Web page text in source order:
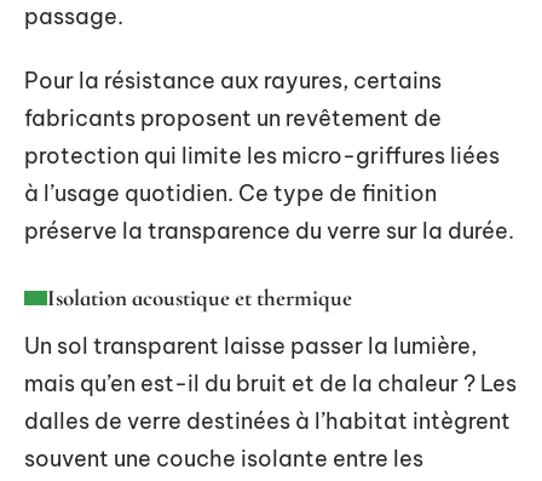
passage.
Pour la résistance aux rayures, certains
fabricants proposent un revêtement de
protection qui limite les micro-griffures liées
à l’usage quotidien. Ce type de finition
préserve la transparence du verre sur la durée.
Isolation acoustique et thermique
Un sol transparent laisse passer la lumière,
mais qu’en est-il du bruit et de la chaleur ? Les
dalles de verre destinées à l’habitat intègrent
souvent une couche isolante entre les